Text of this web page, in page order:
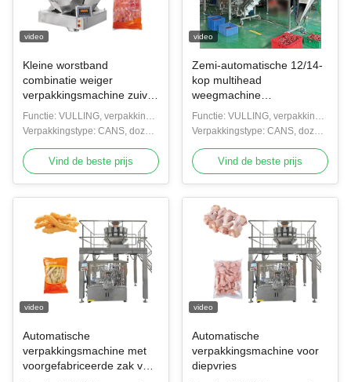
video
Kleine worstband
combinatie weiger
verpakkingsmachine zuiver
vlees worst multihead
weiger
Functie: VULLING, verpakking,
bekleding, afdichting, tellen
Verpakkingstype: CANS, dozen,
flessen
Vind de beste prijs
video
Zemi-automatische 12/14-
kop multihead
weegmachine
verpakkingsmachine
Functie: VULLING, verpakking,
bekleding, afdichting, tellen
Verpakkingstype: CANS, dozen,
flessen
Vind de beste prijs
video
Automatische
verpakkingsmachine met
voorgefabriceerde zak voor
video
Automatische
verpakkingsmachine voor
diepvries